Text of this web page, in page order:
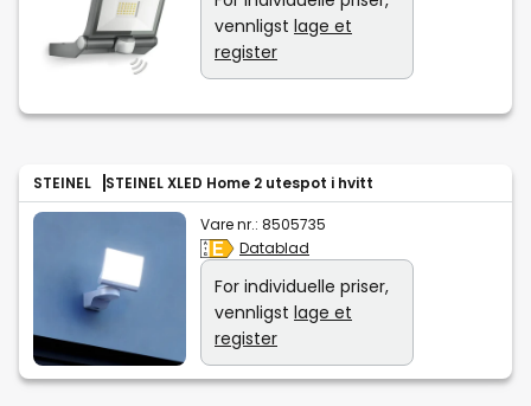
vennligst lage et
register
STEINEL STEINEL XLED Home 2 utespot i hvitt
Vare nr.: 8505735
Datablad
For individuelle priser,
vennligst lage et
register